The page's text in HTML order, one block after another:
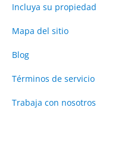
Incluya su propiedad
Mapa del sitio
Blog
Términos de servicio
Trabaja con nosotros